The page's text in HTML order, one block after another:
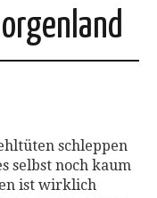
schleppen
selbst noch kaum
ist wirklich